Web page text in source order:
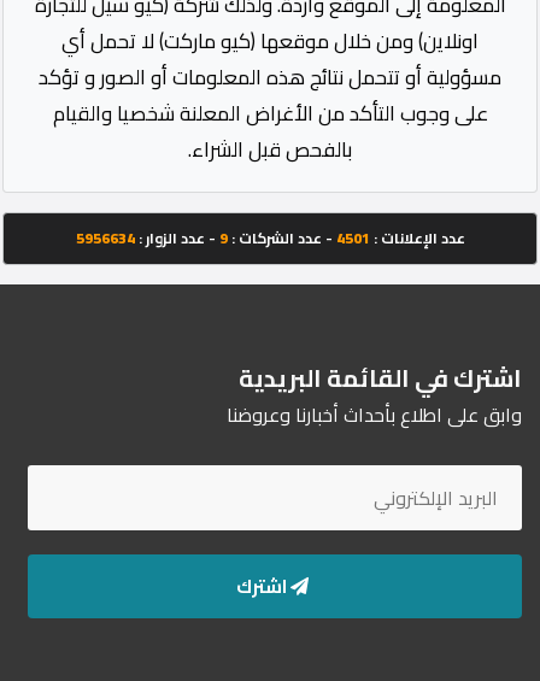
اونلاين) ومن خلال موقعها (كيو ماركت) لا تحمل أي
مسؤولية أو تتحمل نتائج هذه المعلومات أو الصور و تؤكد
على وجوب التأكد من الأغراض المعلنة شخصيا والقيام
بالفحص قبل الشراء.
عدد الإعلانات : 4501 - عدد الشركات :9 - عدد الزوار :5956634
اشترك في القائمة البريدية
وابق على اطلاع بأحداث أخبارنا وعروضنا
اشترك